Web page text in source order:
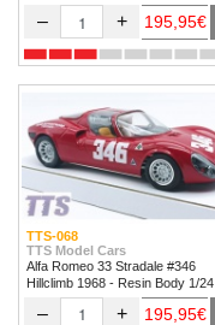
– + 195,95€
TTS-068
TTS Model Cars
Alfa Romeo 33 Stradale #346
Hillclimb 1968 - Resin Body 1/24
– + 195,95€